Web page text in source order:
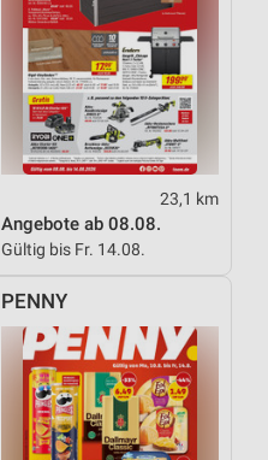
23,1 km
Angebote ab 08.08.
Gültig bis Fr. 14.08.
PENNY